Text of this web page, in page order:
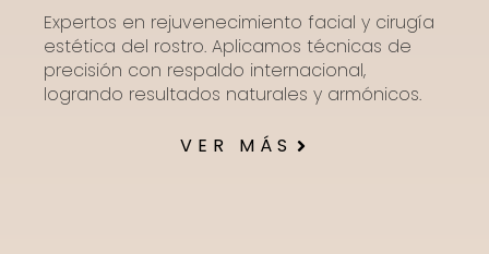
Expertos en rejuvenecimiento facial y cirugía
estética del rostro. Aplicamos técnicas de
precisión con respaldo internacional,
logrando resultados naturales y armónicos.
VER MÁS